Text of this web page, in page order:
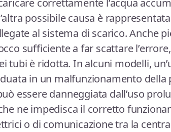
correttamente l’acqua
possibile causa è
al sistema di scarico. Anche
sufficiente a far scattare
tubi è ridotta. In alcuni modelli,
in un malfunzionamento della
essere danneggiata dall’uso
ne impedisca il corretto
o di comunicazione tra la